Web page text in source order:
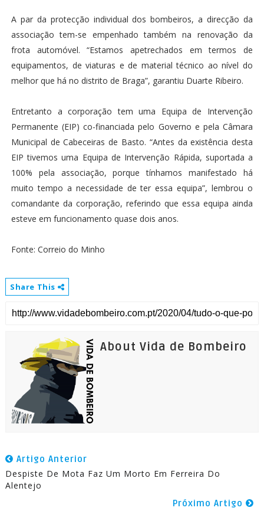
A par da protecção individual dos bombeiros, a direcção da
associação tem-se empenhado também na renovação da
frota automóvel. “Estamos apetrechados em termos de
equipamentos, de viaturas e de material técnico ao nível do
melhor que há no distrito de Braga”, garantiu Duarte Ribeiro.
Entretanto a corporação tem uma Equipa de Intervenção
Permanente (EIP) co-financiada pelo Governo e pela Câmara
Municipal de Cabeceiras de Basto. “Antes da existência desta
EIP tivemos uma Equipa de Intervenção Rápida, suportada a
100% pela associação, porque tínhamos manifestado há
muito tempo a necessidade de ter essa equipa”, lembrou o
comandante da corporação, referindo que essa equipa ainda
esteve em funcionamento quase dois anos.
Fonte: Correio do Minho
Share This
About Vida de Bombeiro
Artigo Anterior
Despiste De Mota Faz Um Morto Em Ferreira Do
Alentejo
Próximo Artigo